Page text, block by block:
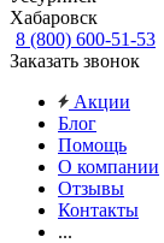
Хабаровск
8 (800) 600-51-53
Заказать звонок
Акции
Блог
Помощь
О компании
Отзывы
Контакты
...